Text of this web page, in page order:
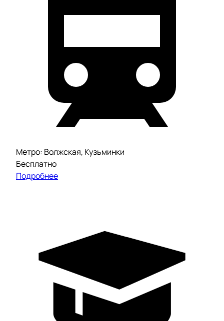
Метро: Волжская, Кузьминки
Бесплатно
Подробнее